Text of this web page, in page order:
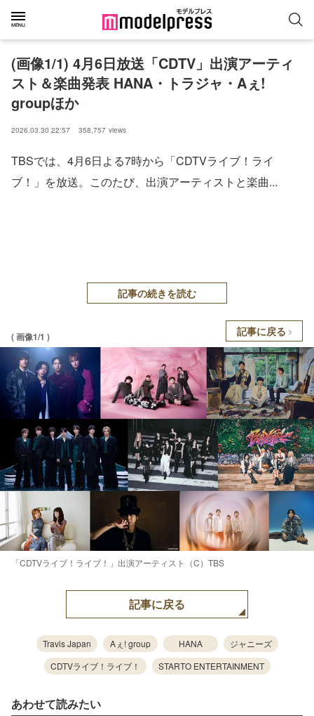
(画像1/1) 4月6日放送「CDTV」出演アーティ
スト＆楽曲発表 HANA・トラジャ・Aぇ!
groupほか
2026.03.30 22:57 358,757 views
TBSでは、4月6日よる7時から「CDTVライブ！ライ
ブ！」を放送。このたび、出演アーティストと楽曲...
記事の続きを読む
( 画像1/1 ) 記事に戻る
「CDTVライブ！ライブ！」出演アーティスト（C）TBS
記事に戻る
Travis Japan Aぇ! group HANA
ジャニーズ
CDTVライブ！ライブ！
STARTO ENTERTAINMENT
あわせて読みたい